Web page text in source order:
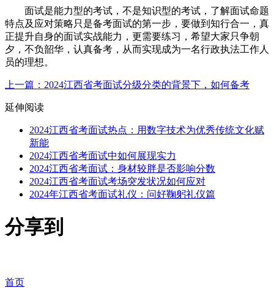
面试是能力型的考试，不是知识型的考试，了解面试命题
特点及应对策略只是备考面试的第一步，要做到知行合一，真
正提升自身的面试实战能力，更需要练习，希望大家只争朝
夕，不负韶华，认真备考，从而实现成为一名行政执法工作人
员的理想。
上一篇：2024江西省考面试分级分类的背景下，如何备考
延伸阅读
2024江西省考面试热点：用数字技术为优秀传统文化赋
新能
2024江西省考面试中如何展现实力
2024江西省考面试：身材较胖是否影响分数
2024江西省考面试考场突发状况如何应对
2024年江西省考面试礼仪：问好鞠躬礼仪篇
分享到
首页